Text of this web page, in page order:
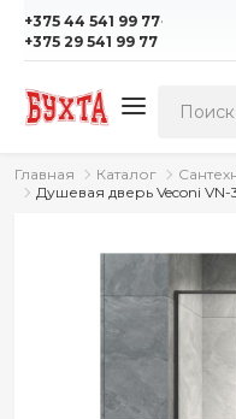
+375 44 541 99 77·
+375 29 541 99 77
Главная Каталог
Душевая дверь Veconi VN-